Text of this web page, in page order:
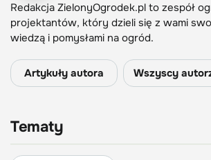
Redakcja ZielonyOgrodek.pl to zespół
projektantów, który dzieli się z wami
wiedzą i pomysłami na ogród.
Artykuły autora Wszyscy
Tematy